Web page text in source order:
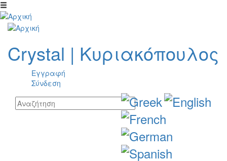
Παράκαμψη προς το κυρίως περιεχόμενο
Crystal | Κυριακόπουλος
Εγγραφή
Σύνδεση